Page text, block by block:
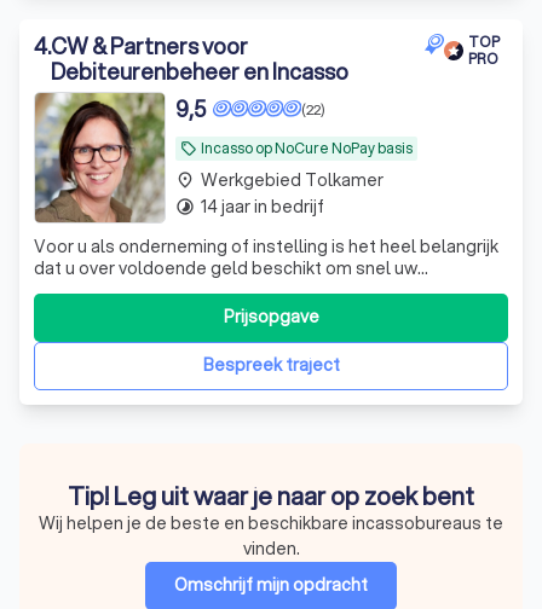
4.CW & Partners voor
Debiteurenbeheer en Incasso
TOP
PRO
local_offer Incasso op NoCure NoPay basis
(22)
9,5
Voor u als onderneming of instelling is het heel belangrijk
dat u over voldoende geld beschikt om snel uw
crediteuren te betalen en investeringen te doen. CW &
Partners in Loosdrecht zorgt als incassobureau voor Meer
geld op de bank doordat uw klant voortaan netjes op tijd
uw factuur betaalt. Het inBespreek traject
Prijsopgave
place Werkgebied Tolkamer
timelapse 14 jaar in bedrijf
Tip! Leg uit waar je naar op zoek bent
Wij helpen je de beste en beschikbare incassobureaus te
vinden.
Omschrijf mijn opdracht